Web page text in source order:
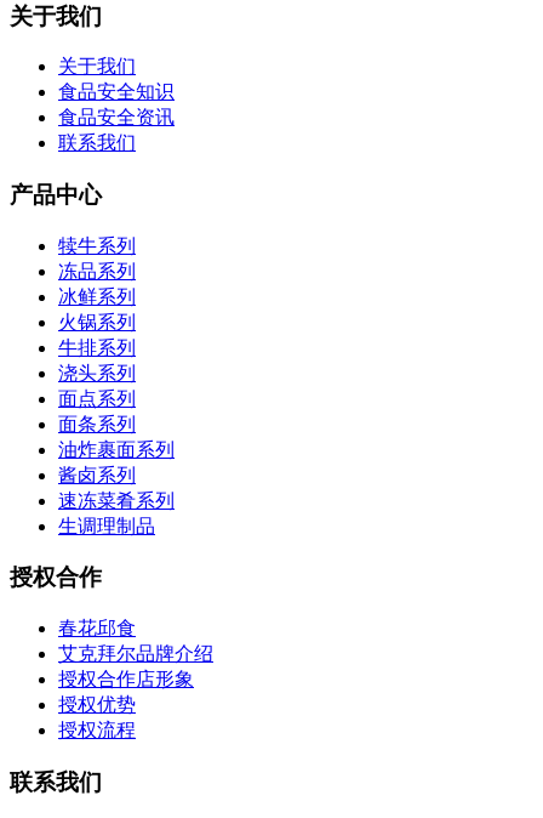
关于我们
关于我们
食品安全知识
食品安全资讯
联系我们
产品中心
犊牛系列
冻品系列
冰鲜系列
火锅系列
牛排系列
浇头系列
面点系列
面条系列
油炸裹面系列
酱卤系列
速冻菜肴系列
生调理制品
授权合作
春花邱食
艾克拜尔品牌介绍
授权合作店形象
授权优势
授权流程
联系我们